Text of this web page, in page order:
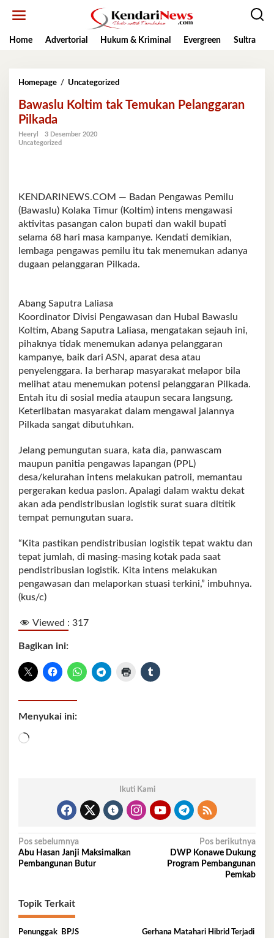
Home
Advertorial Hukum & Kriminal Evergreen Sultra
Homepage / Uncategorized
tak
Bawaslu Koltim tak Temukan Pelanggaran
Pilkada
Heeryl
3 Desember 2020
Uncategorized
KENDARINEWS.COM — Badan Pengawas Pemilu
(Bawaslu) Kolaka Timur (Koltim) intens mengawasi
aktivitas pasangan calon bupati dan wakil bupati
selama 68 hari masa kampanye. Kendati demikian,
lembaga pengawas pemilu itu tak menemukan adanya
dugaan pelanggaran Pilkada.
Abang Saputra Laliasa
Koordinator Divisi Pengawasan dan Hubal Bawaslu
Koltim, Abang Saputra Laliasa, mengatakan sejauh ini,
pihaknya tidak menemukan adanya pelanggaran
kampanye, baik dari ASN, aparat desa atau
penyelenggara. Ia berharap masyarakat melapor bila
melihat atau menemukan potensi pelanggaran Pilkada.
Entah itu di sosial media ataupun secara langsung.
Keterlibatan masyarakat dalam mengawal jalannya
Pilkada sangat dibutuhkan.
Jelang pemungutan suara, kata dia, panwascam
maupun panitia pengawas lapangan (PPL)
desa/kelurahan intens melakukan patroli, memantau
pergerakan kedua paslon. Apalagi dalam waktu dekat
akan ada pendistribusian logistik surat suara dititik
tempat pemungutan suara.
“Kita pastikan pendistribusian logistik tepat waktu dan
tepat jumlah, di masing-masing kotak pada saat
pendistribusian logistik. Kita intens melakukan
pengawasan dan melaporkan stuasi terkini,” imbuhnya.
(kus/c)
Viewed : 317
Bagikan ini:
Menyukai ini:
Memuat...
Ikuti Kami
Navigasi
pos
Pos sebelumnya
Abu Hasan Janji Maksimalkan
Pembangunan Butur
Pos berikutnya
DWP Konawe Dukung
Program Pembangunan
Pemkab
Topik Terkait
Penunggak BPJS
Gerhana Matahari Hibrid Terjadi